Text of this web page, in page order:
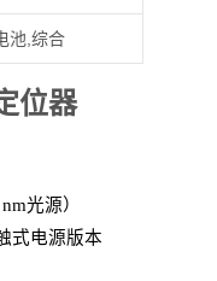
池,综合
位器
光源）
式电源版本